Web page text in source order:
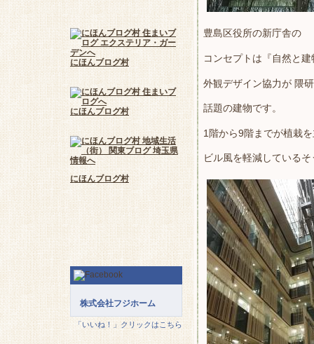
豊島区役所の新庁舎の
コンセプトは『自然と
外観デザイン協力が 隈
話題の建物です。
1階から9階までが植栽
ビル風を軽減している
にほんブログ村
にほんブログ村
にほんブログ村
株式会社フジホーム
「いいね！」クリックはこちら